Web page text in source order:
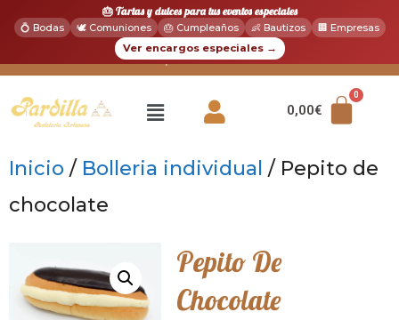
0,00€
Inicio / Bolleria individual / Pepito de
chocolate
Pepito De
Chocolate
🎂 Tartas y dulces para tus eventos especiales
💍 Bodas 🕊️ Comuniones 🎂 Cumpleaños 👶 Bautizos
🏢 Empresas
Ver encargos especiales →
📞 916 102 156|💬 WhatsApp: 618 211 355